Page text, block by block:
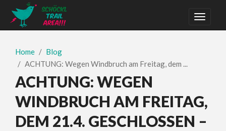
Home
Blog
ACHTUNG: Wegen Windbruch am Freitag, dem ...
ACHTUNG: WEGEN
WINDBRUCH AM FREITAG,
DEM 21.4. GESCHLOSSEN –